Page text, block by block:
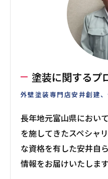
塗装に関するプ
外壁塗装専門店安井創建、
長年地元富山県におい
を施してきたスペシャ
な資格を有した安井自
情報をお届けいたします